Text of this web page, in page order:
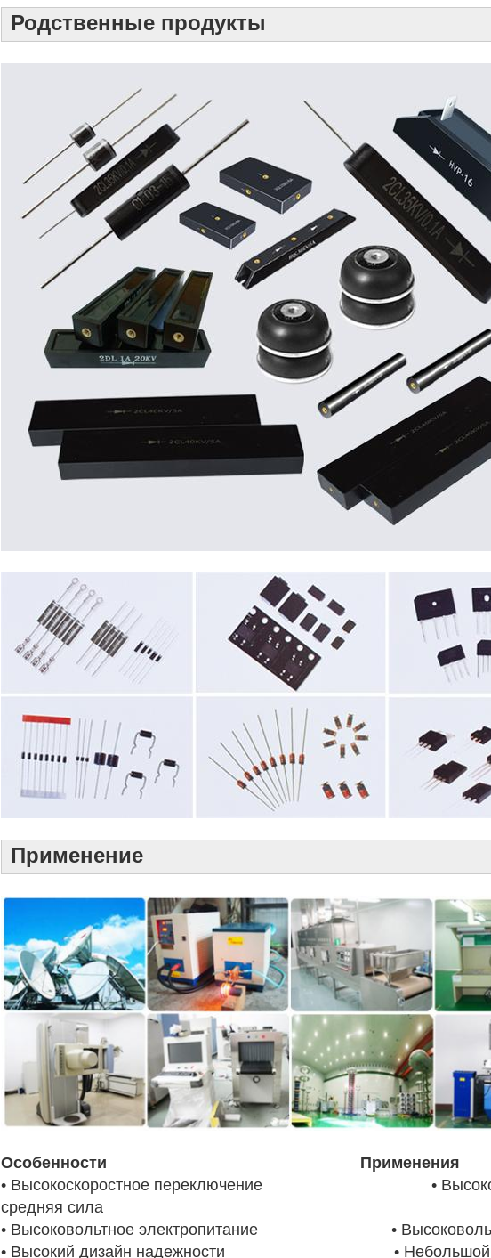
Родственные продукты
Применение
Особенности Применения
• Высокоскоростное переключение •
средняя сила
• Высоковольтное электропитание •
• Высокий дизайн надежности • Небольшой